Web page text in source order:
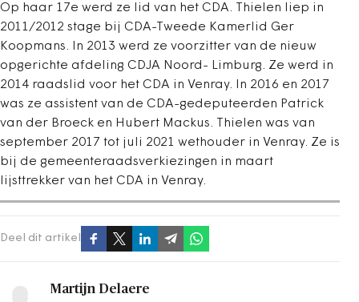
Op haar 17e werd ze lid van het CDA. Thielen liep in
2011/2012 stage bij CDA-Tweede Kamerlid Ger
Koopmans. In 2013 werd ze voorzitter van de nieuw
opgerichte afdeling CDJA Noord- Limburg. Ze werd in
2014 raadslid voor het CDA in Venray. In 2016 en 2017
was ze assistent van de CDA-gedeputeerden Patrick
van der Broeck en Hubert Mackus. Thielen was van
september 2017 tot juli 2021 wethouder in Venray. Ze is
bij de gemeenteraadsverkiezingen in maart
lijsttrekker van het CDA in Venray.
Deel dit artikel
Martijn Delaere